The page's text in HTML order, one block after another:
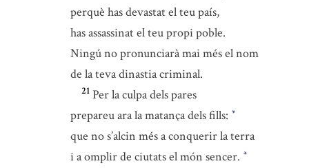
perquè has devastat el teu país,
has assassinat el teu propi poble.
Ningú no pronunciarà mai més el nom
de la teva dinastia criminal.
21 Per la culpa dels pares
prepareu ara la matança dels fills: *
que no s’alcin més a conquerir la terra
i a omplir de ciutats el món sencer. *